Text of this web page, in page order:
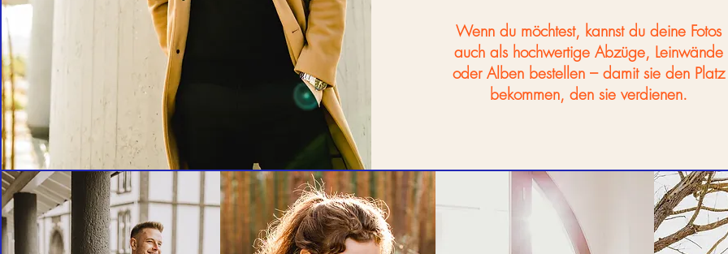
Wenn du möchtest, kannst du deine Fotos
auch als hochwertige Abzüge, Leinwände
oder Alben bestellen – damit sie den Platz
bekommen, den sie verdienen.